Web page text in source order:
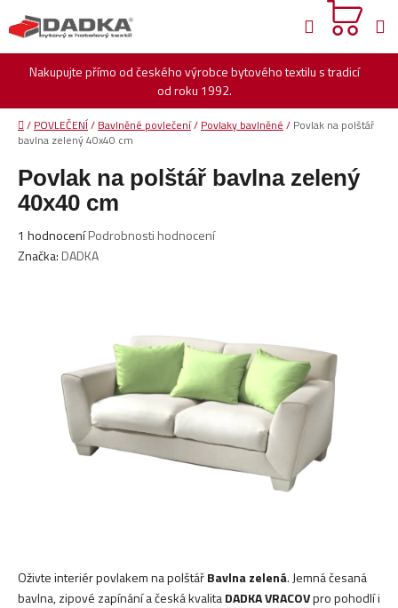
na
obsah
Nakupujte přímo od českého výrobce bytového textilu s tradicí
od roku 1992.
Hledat
Domů
/ POVLEČENÍ/ Bavlněné povlečení/ Povlaky bavlněné / Povlak na polštář
bavlna zelený 40x40 cm
Oživte interiér povlakem na polštářBavlna zelená. Jemná česaná
bavlna, zipové zapínání a česká kvalitaDADKA VRACOVpro pohodlí i
Povlak na polštář bavlna zelený
40x40 cm
Průměrné
hodnocení
hvězdiček.
1 hodnoceníPodrobnosti hodnocení
Značka: DADKA